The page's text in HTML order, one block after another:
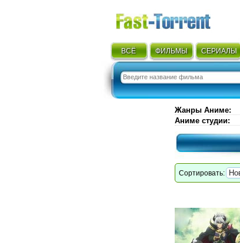
ВСЁ ФИЛЬМЫ СЕРИАЛЫ
Жанры Аниме:
Аниме студии:
Сортировать: